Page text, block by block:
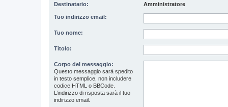
Destinatario: Amministratore
Tuo indirizzo email:
Tuo nome:
Titolo:
Corpo del messaggio:
Questo messaggio sarà spedito
in testo semplice, non includere
codice HTML o BBCode.
L’indirizzo di risposta sarà il tuo
indirizzo email.